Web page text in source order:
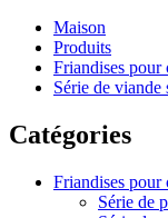
Maison
Produits
Friandises pour
Série de viande
Catégories
Friandises pour
Série de